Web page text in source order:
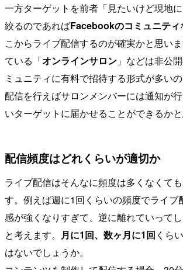
一方ターゲットを前者「見たいけど現地
絞るのであればFacebookのコミュニティ
こからライブ配信するのが確実かと思い
ている「オンラインサロン 」などは非公
ミュニティに有料で招待する形式が多い
配信を行えばサロンメンバーには通知が
いターゲットに届かせることができるかと
配信頻度はどれくらいが適切か
ライブ配信はそんなに頻度は多くなくて
す。例えば週に1回くらいの頻度でライブ
感が強くなりすぎて、逆に離れていって
と考えます。 月に1回、数ヶ月に1回 くら
はないでしょうか。